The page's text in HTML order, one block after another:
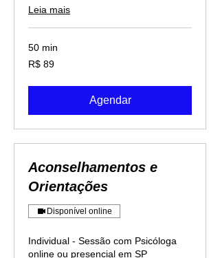
Leia mais
50 min
89
Reais
R$ 89
Agendar
Aconselhamentos e
Orientações
Disponível online
Individual - Sessão com Psicóloga
online ou presencial em SP